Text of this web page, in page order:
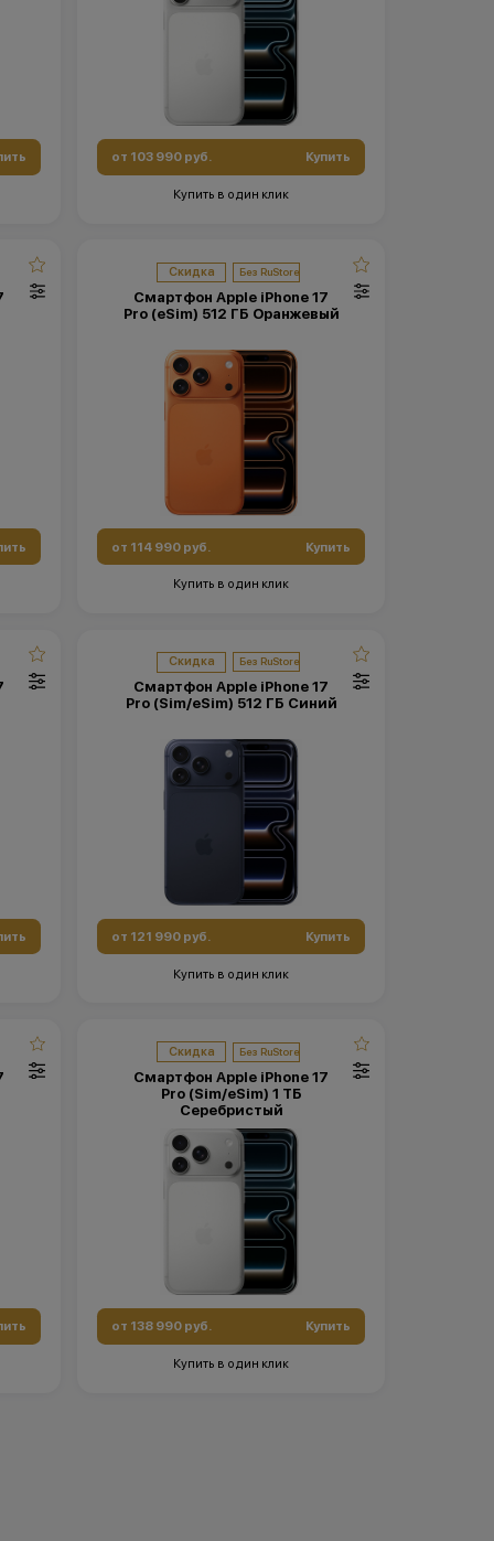
от 103 990 руб. Купить
Купить в один клик
Скидка
Смартфон Apple iPhone 17
Pro (eSim) 512 ГБ Оранжевый
от 114 990 руб. Купить
Купить в один клик
Скидка
Смартфон Apple iPhone 17
Pro (Sim/eSim) 512 ГБ Синий
от 121 990 руб. Купить
Купить в один клик
Скидка
Смартфон Apple iPhone 17
Pro (Sim/eSim) 1 ТБ
Серебристый
от 138 990 руб. Купить
Купить в один клик